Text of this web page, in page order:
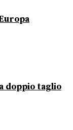
doppio taglio